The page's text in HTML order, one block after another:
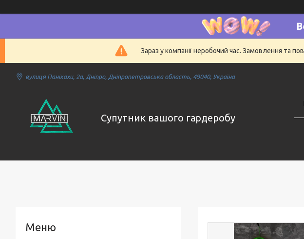
Зараз у компанії неробочий час. Замовлення та
вулиця Панікахи, 2а, Дніпро, Дніпропетровська область, 49040, Україна
Супутник вашого гардеробу